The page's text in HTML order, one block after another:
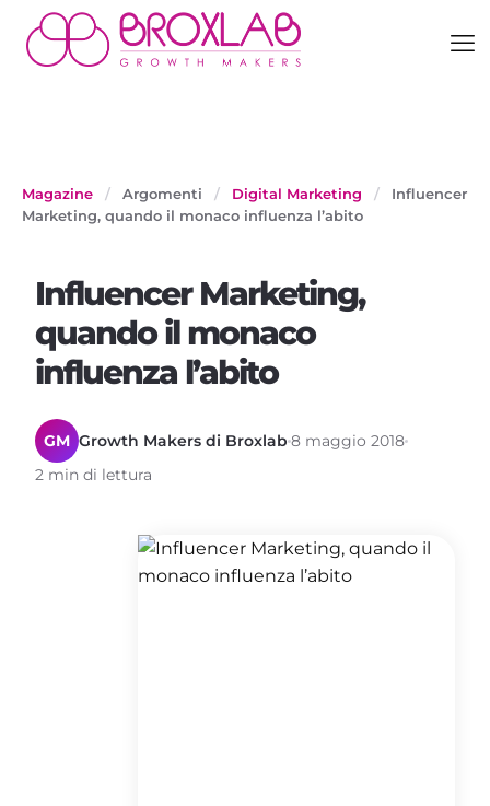
Magazine / Argomenti / Digital Marketing /
Influencer
Marketing, quando il monaco influenza l’abito
Influencer Marketing,
quando il monaco
influenza l’abito
GM Growth Makers di Broxlab 8 maggio 2018
2 min di lettura